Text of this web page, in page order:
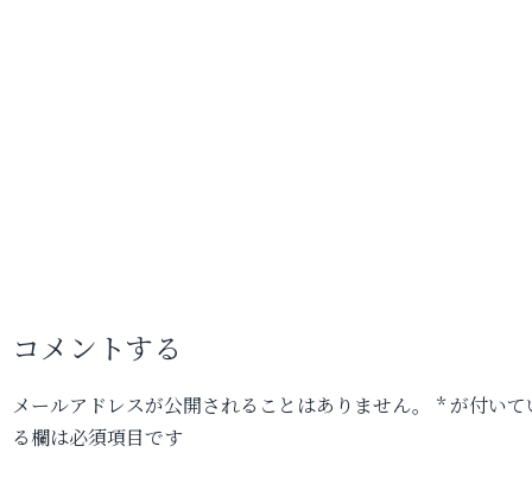
コメントする
メールアドレスが公開されることはありません。 *が付いて
る欄は必須項目です